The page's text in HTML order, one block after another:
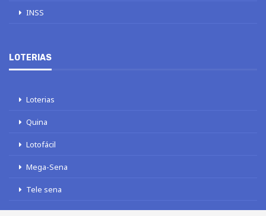
INSS
LOTERIAS
Loterias
Quina
Lotofácil
Mega-Sena
Tele sena